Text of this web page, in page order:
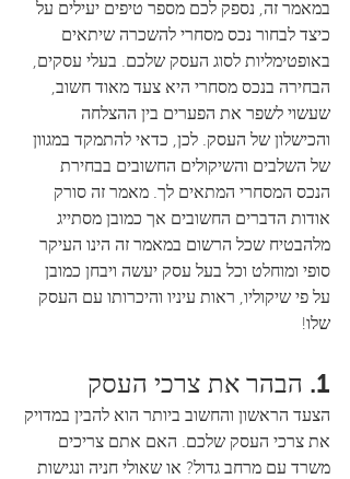
במאמר זה, נספק לכם מספר טיפים יעילים על
כיצד לבחור נכס מסחרי להשכרה שיתאים
באופטימליות לסוג העסק שלכם. בעלי עסקים,
הבחירה בנכס מסחרי היא צעד מאוד חשוב,
שעשוי לשפר את הפערים בין ההצלחה
והכישלון של העסק. לכן, כדאי להתמקד במגוון
של השלבים והשיקולים החשובים בבחירת
הנכס המסחרי המתאים לך. מאמר זה סורק
אודות הדברים החשובים אך כמובן מסתייג
מלהבטיח שכל הרשום במאמר זה הינו העיקר
סופי ומוחלט וכל בעל עסק יעשה ויבחן כמובן
על פי שיקוליו, ראות עיניו והיכרותו עם העסק
שלו!
1. הבהר את צרכי העסק
הצעד הראשון והחשוב ביותר הוא להבין במדויק
את צרכי העסק שלכם. האם אתם צריכים
משרד עם מרחב גדול? או שאולי חניה ונגישות